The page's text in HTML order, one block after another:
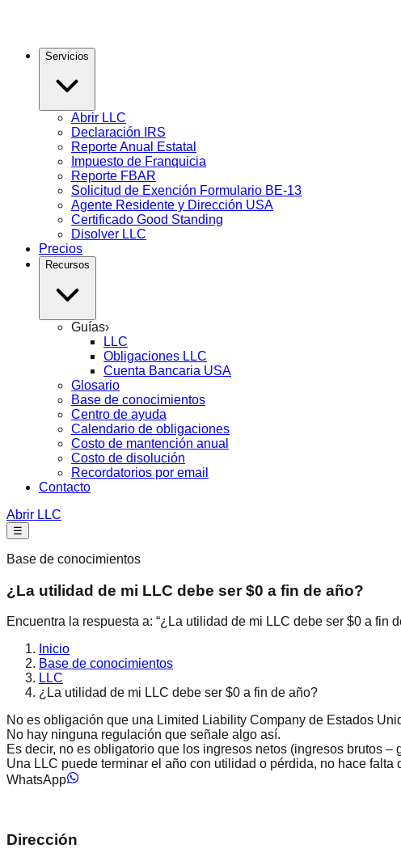
Servicios
Abrir LLC
Declaración IRS
Reporte Anual Estatal
Impuesto de Franquicia
Reporte FBAR
Solicitud de Exención Formulario BE-13
Agente Residente y Dirección USA
Certificado Good Standing
Disolver LLC
Precios
Recursos
Guías›
LLC
Obligaciones LLC
Cuenta Bancaria USA
Glosario
Base de conocimientos
Centro de ayuda
Calendario de obligaciones
Costo de mantención anual
Costo de disolución
Recordatorios por email
Contacto
Abrir LLC
☰
Base de conocimientos
¿La utilidad de mi LLC debe ser $0 a fin de año?
Encuentra la respuesta a: “¿La utilidad de mi LLC debe ser $0 a fin
Inicio
Base de conocimientos
LLC
¿La utilidad de mi LLC debe ser $0 a fin de año?
No es obligación que una Limited Liability Company de Estados
No hay ninguna regulación que señale algo así.
Es decir, no es obligatorio que los ingresos netos (ingresos brutos –
Una LLC puede terminar el año con utilidad o pérdida, no hace
WhatsApp
Dirección